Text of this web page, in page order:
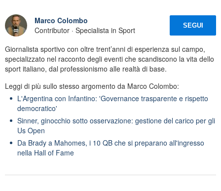
Marco Colombo
Contributor · Specialista in Sport
SEGUI
Giornalista sportivo con oltre trent’anni di esperienza sul campo,
specializzato nel racconto degli eventi che scandiscono la vita dello
sport italiano, dal professionismo alle realtà di base.
Leggi di più sullo stesso argomento da Marco Colombo:
L'Argentina con Infantino: 'Governance trasparente e rispetto
democratico'
Sinner, ginocchio sotto osservazione: gestione del carico per gli
Us Open
Da Brady a Mahomes, i 10 QB che si preparano all'ingresso
nella Hall of Fame